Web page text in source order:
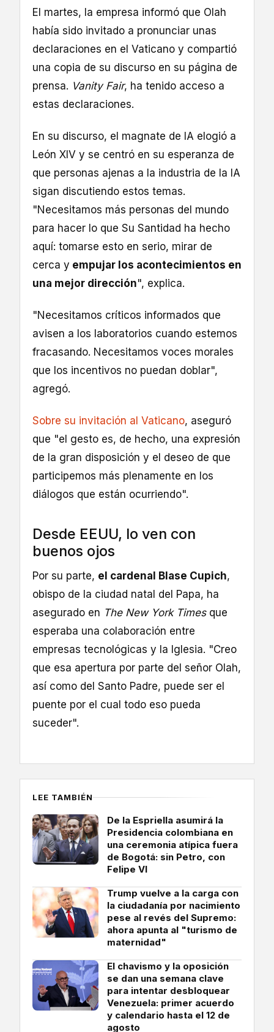
El martes, la empresa informó que Olah
había sido invitado a pronunciar unas
declaraciones en el Vaticano y compartió
una copia de su discurso en su página de
prensa. Vanity Fair, ha tenido acceso a
estas declaraciones.
En su discurso, el magnate de IA elogió a
León XIV y se centró en su esperanza de
que personas ajenas a la industria de la IA
sigan discutiendo estos temas.
"Necesitamos más personas del mundo
para hacer lo que Su Santidad ha hecho
aquí: tomarse esto en serio, mirar de
cerca y empujar los acontecimientos en
una mejor dirección", explica.
"Necesitamos críticos informados que
avisen a los laboratorios cuando estemos
fracasando. Necesitamos voces morales
que los incentivos no puedan doblar",
agregó.
Sobre su invitación al Vaticano, aseguró
que "el gesto es, de hecho, una expresión
de la gran disposición y el deseo de que
participemos más plenamente en los
diálogos que están ocurriendo".
Desde EEUU, lo ven con
buenos ojos
Por su parte, el cardenal Blase Cupich,
obispo de la ciudad natal del Papa, ha
asegurado en The New York Timesque
esperaba una colaboración entre
empresas tecnológicas y la Iglesia. "Creo
que esa apertura por parte del señor Olah,
así como del Santo Padre, puede ser el
puente por el cual todo eso pueda
suceder".
LEE TAMBIÉN
De la Espriella asumirá la
Presidencia colombiana en
una ceremonia atípica fuera
de Bogotá: sin Petro, con
Felipe VI
Trump vuelve a la carga con
la ciudadanía por nacimiento
pese al revés del Supremo:
ahora apunta al "turismo de
maternidad"
El chavismo y la oposición
se dan una semana clave
para intentar desbloquear
Venezuela: primer acuerdo
y calendario hasta el 12 de
agosto